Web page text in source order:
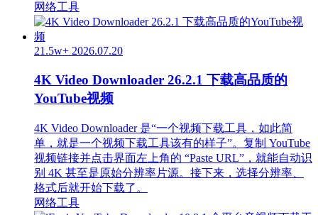
网络工具
21.5w+ 2026.07.20
4K Video Downloader 26.2.1 下载高品质的
YouTube视频
4K Video Downloader 是“一个视频下载工具，如此简
单，就是一个视频下载工具该有的样子”。复制 YouTube
视频链接并点击界面左上角的 “Paste URL”，就能自动识
别 4K 甚至是原始分辨率片源。接下来，选择分辨率、
格式后就开始下载了。
网络工具